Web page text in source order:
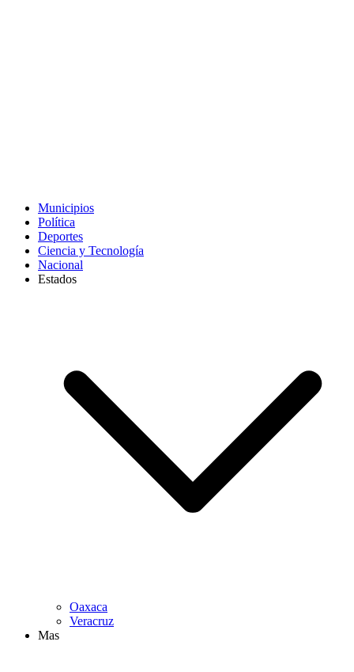
Municipios
Política
Deportes
Ciencia y Tecnología
Nacional
Estados
Oaxaca
Veracruz
Mas